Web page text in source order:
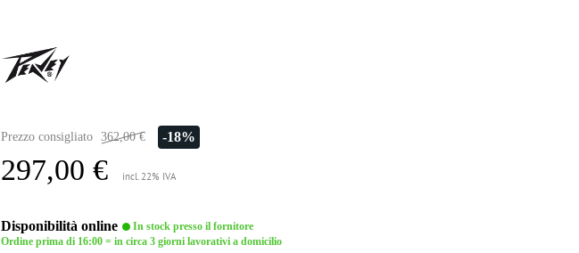
Prezzo consigliato 362,00 € -18%
297,00 € incl. 22% IVA
Disponibilità online
In stock presso il fornitore
Ordine prima di 16:00 = in circa 3 giorni lavorativi a domicilio